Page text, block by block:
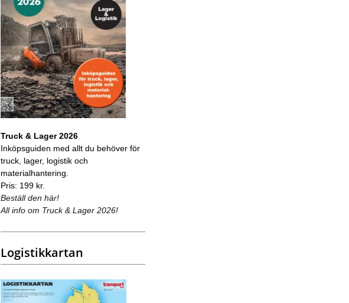
Truck & Lager 2026
Inköpsguiden med allt du behöver för
truck, lager, logistik och
materialhantering.
Pris: 199 kr.
Beställ den här!
All info om Truck & Lager 2026!
Logistikkartan